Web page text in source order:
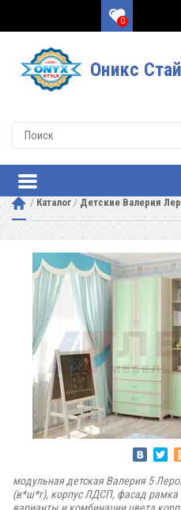
0
Оникс
/ Каталог / Детские Валерия
модульная детская Валерия 5
(в*ш*г), корпус ЛДСП, фасад